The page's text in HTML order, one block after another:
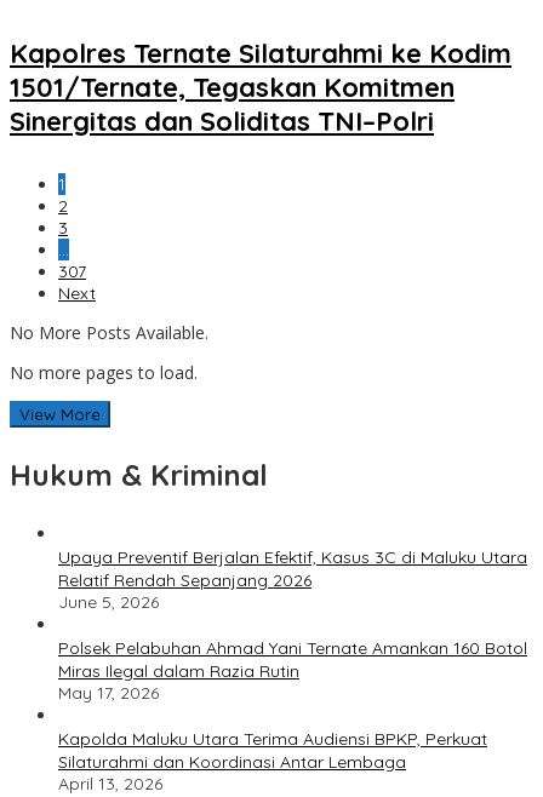
Kapolres Ternate Silaturahmi ke Kodim
1501/Ternate, Tegaskan Komitmen
Sinergitas dan Soliditas TNI–Polri
1
2
3
…
307
Next
No More Posts Available.
No more pages to load.
View More
Hukum & Kriminal
Upaya Preventif Berjalan Efektif, Kasus 3C di Maluku Utara
Relatif Rendah Sepanjang 2026
June 5, 2026
Polsek Pelabuhan Ahmad Yani Ternate Amankan 160 Botol
Miras Ilegal dalam Razia Rutin
May 17, 2026
Kapolda Maluku Utara Terima Audiensi BPKP, Perkuat
Silaturahmi dan Koordinasi Antar Lembaga
April 13, 2026